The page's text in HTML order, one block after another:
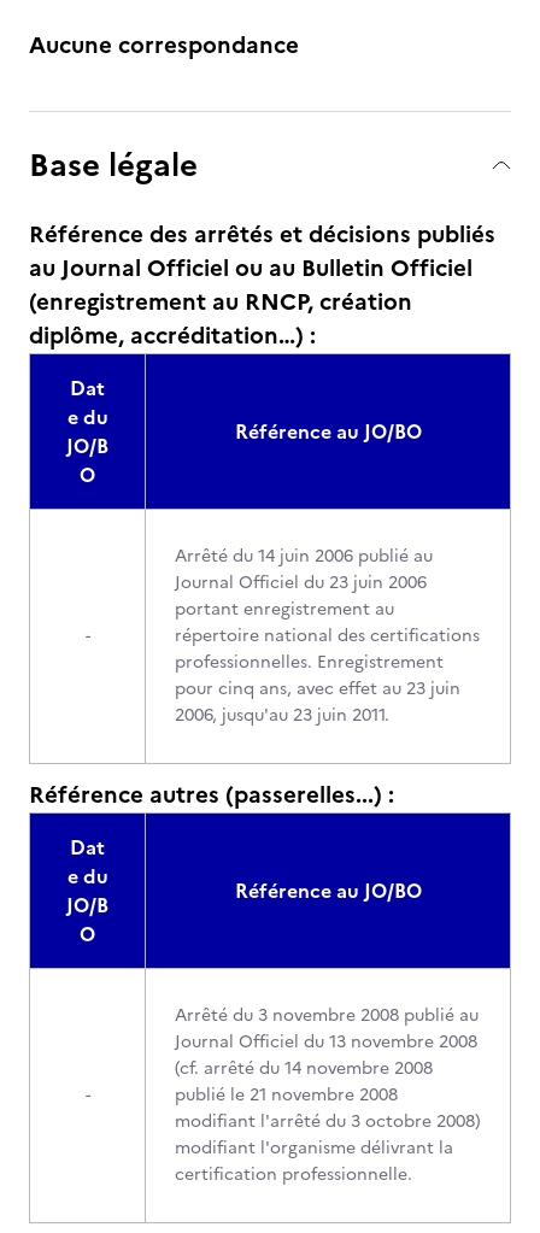
Aucune correspondance
Base légale
Référence des arrêtés et décisions publiés
au Journal Officiel ou au Bulletin Officiel
(enregistrement au RNCP, création
diplôme, accréditation…) :
Dat
e du
JO/B
O
Référence au JO/BO
-
Arrêté du 14 juin 2006 publié au
Journal Officiel du 23 juin 2006
portant enregistrement au
répertoire national des certifications
professionnelles. Enregistrement
pour cinq ans, avec effet au 23 juin
2006, jusqu'au 23 juin 2011.
Référence autres (passerelles...) :
Dat
e du
JO/B
O
Référence au JO/BO
-
Arrêté du 3 novembre 2008 publié au
Journal Officiel du 13 novembre 2008
(cf. arrêté du 14 novembre 2008
publié le 21 novembre 2008
modifiant l'arrêté du 3 octobre 2008)
modifiant l'organisme délivrant la
certification professionnelle.